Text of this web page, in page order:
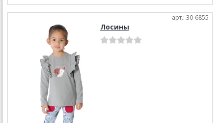
арт.: 30-6855
Лосины